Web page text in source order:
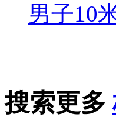
男子10
搜索更多